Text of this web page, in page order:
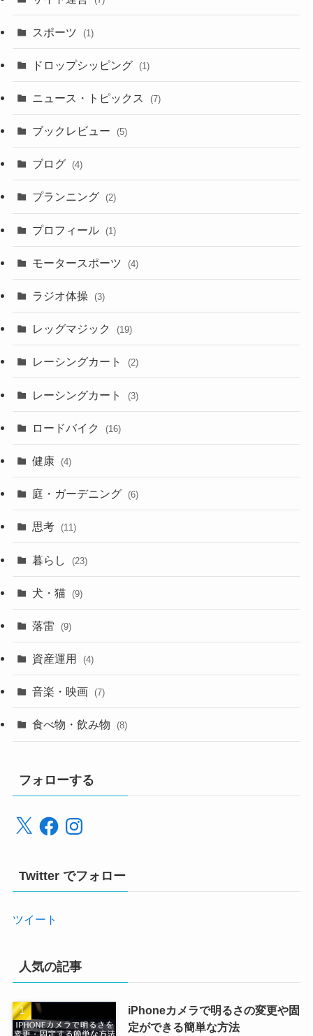
スポーツ (1)
ドロップシッピング (1)
ニュース・トピックス (7)
ブックレビュー (5)
ブログ (4)
プランニング (2)
プロフィール (1)
モータースポーツ (4)
ラジオ体操 (3)
レッグマジック (19)
レーシングカート (2)
レーシングカート (3)
ロードバイク (16)
健康 (4)
庭・ガーデニング (6)
思考 (11)
暮らし (23)
犬・猫 (9)
落雷 (9)
資産運用 (4)
音楽・映画 (7)
食べ物・飲み物 (8)
フォローする
X FacebookInstagram
Twitter でフォロー
ツイート
人気の記事
iPhoneカメラで明るさの変更や固
定ができる簡単な方法